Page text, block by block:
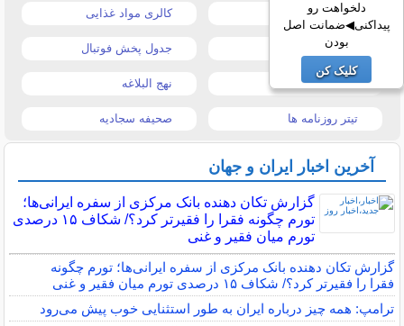
قیمت دلار کالری مواد غذایی
قیمت موبایل جدول پخش فوتبال
قیمت تبلت نهج البلاغه
تیتر روزنامه ها صحیفه سجادیه
آخرین اخبار ایران و جهان
گزارش تکان‌ دهنده بانک مرکزی از سفره ایرانی‌ها؛
تورم چگونه فقرا را فقیرتر کرد؟/ شکاف ۱۵ درصدی
تورم میان فقیر و غنی
گزارش تکان‌ دهنده بانک مرکزی از سفره ایرانی‌ها؛ تورم چگونه
فقرا را فقیرتر کرد؟/ شکاف ۱۵ درصدی تورم میان فقیر و غنی
ترامپ: همه چیز درباره ایران به طور استثنایی خوب پیش می‌رود
دلخواهت رو
پیداکنی◀ضمانت اصل
بودن
کلیک کن